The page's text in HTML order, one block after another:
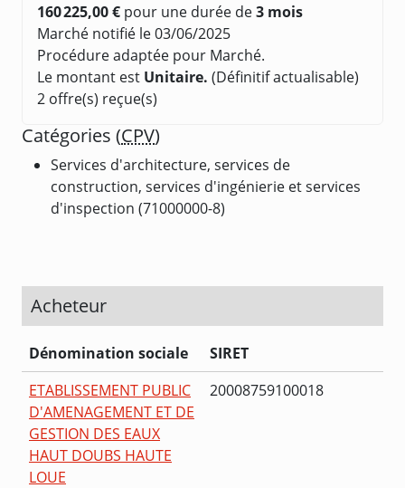
160 225,00 € pour une durée de3 mois
Marché notifié le 03/06/2025
Procédure adaptée pour Marché.
Le montant est Unitaire. (Définitif actualisable)
2 offre(s) reçue(s)
Catégories (CPV)
Services d'architecture, services de
construction, services d'ingénierie et services
d'inspection (71000000-8)
Acheteur
Dénomination sociale
SIRET
ETABLISSEMENT PUBLIC
D'AMENAGEMENT ET DE
GESTION DES EAUX
HAUT DOUBS HAUTE
LOUE
20008759100018